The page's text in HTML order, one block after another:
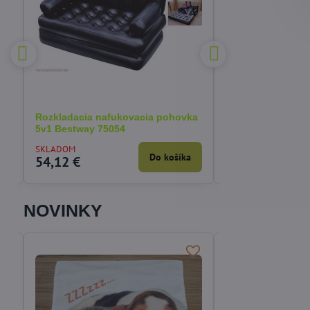
Rozkladacia nafukovacia pohovka
5v1 Bestway 75054
SKLADOM
54,12 € Do košíka
NOVINKY